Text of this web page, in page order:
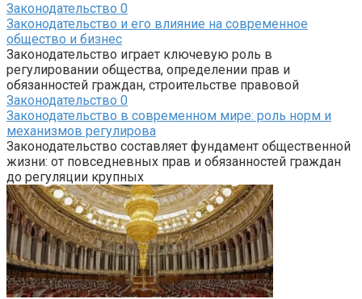
Законодательство 0
Законодательство и его влияние на современное
общество и бизнес
Законодательство играет ключевую роль в
регулировании общества, определении прав и
обязанностей граждан, строительстве правовой
Законодательство 0
Законодательство в современном мире: роль норм и
механизмов регулирова
Законодательство составляет фундамент общественной
жизни: от повседневных прав и обязанностей граждан
до регуляции крупных